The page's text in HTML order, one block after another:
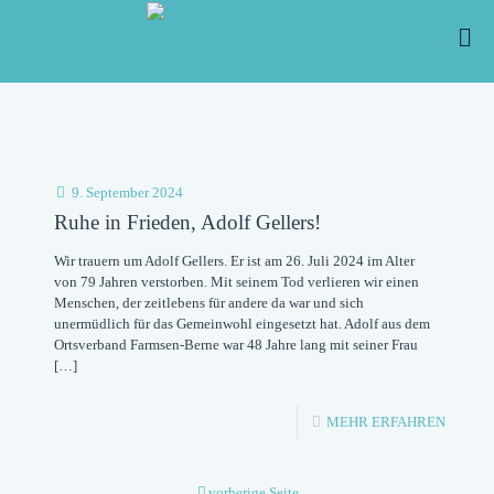
9. September 2024
Ruhe in Frieden, Adolf Gellers!
Wir trauern um Adolf Gellers. Er ist am 26. Juli 2024 im Alter
von 79 Jahren verstorben. Mit seinem Tod verlieren wir einen
Menschen, der zeitlebens für andere da war und sich
unermüdlich für das Gemeinwohl eingesetzt hat. Adolf aus dem
Ortsverband Farmsen-Berne war 48 Jahre lang mit seiner Frau
[…]
MEHR ERFAHREN-